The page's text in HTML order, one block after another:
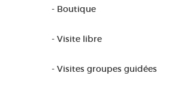
- Boutique
- Visite libre
- Visites groupes guidées